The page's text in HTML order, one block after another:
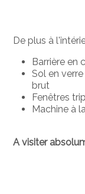
De plus à
Barrière en
Sol en verre
brut
Fenêtres
Machine à
A visiter